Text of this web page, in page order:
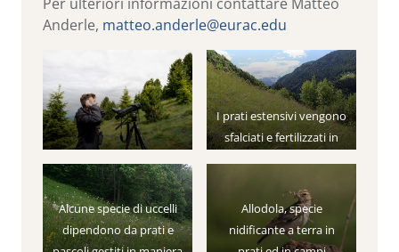
Anderle, matteo.anderle@eurac.edu
I prati estensivi vengono
sfalciati e fertilizzati in
uccelli che vi abitano è
meno disturbato.
Alcune specie di uccelli
dipendono da prati e
Allodola, specie
nidificante a terra in